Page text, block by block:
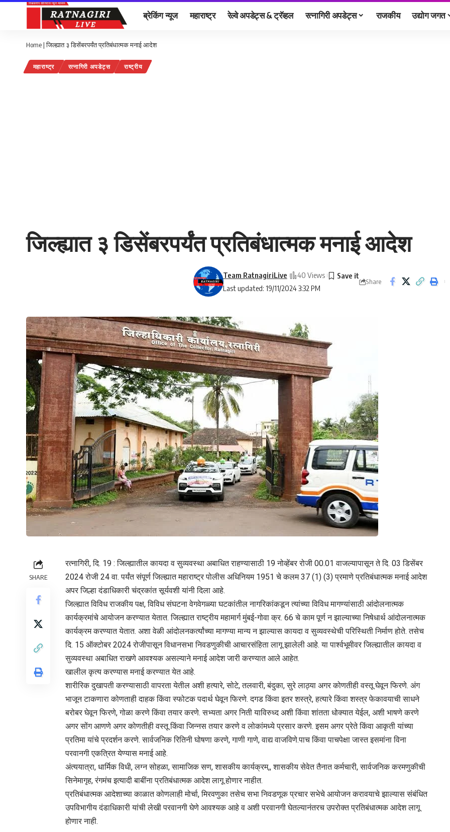
ब्रेकिंग न्यूज महाराष्ट्र रेल्वे अपडेट्स & ट्रॅव्हल रत्नागिरी अपडेट्स राजकीय उद्योग जगत
Home |जिल्ह्यात ३ डिसेंबरपर्यंत प्रतिबंधात्मक मनाई आदेश
महाराष्ट्र रत्नागिरी अपडेट्स राष्ट्रीय
जिल्ह्यात ३ डिसेंबरपर्यंत प्रतिबंधात्मक मनाई आदेश
Last updated: 19/11/2024 3:32 PM
Team RatnagiriLive 40 Views
Share
SHARE
रत्नागिरी, दि. 19 : जिल्ह्यातील कायदा व सुव्यवस्था अबाधित राहण्यासाठी 19 नोव्हेंबर रोजी 00.01 वाजल्यापासून ते दि. 03 डिसेंबर
2024 रोजी 24 वा. पर्यंत संपूर्ण जिल्ह्यात महाराष्ट्र पोलीस अधिनियम 1951 चे कलम 37 (1) (3) प्रमाणे प्रतिबंधात्मक मनाई आदेश
अपर जिल्हा दंडाधिकारी चंद्रकांत सूर्यवशी यांनी दिला आहे.
जिल्ह्यात विविध राजकीय पक्ष, विविध संघटना वेगवेगळ्या घटकांतील नागरिकांकडून त्यांच्या विविध मागण्यांसाठी आंदोलनात्मक
कार्यक्रमांचे आयोजन करण्यात येतात. जिल्ह्यात राष्ट्रीय महामार्ग मुंबई-गोवा क्र. 66 चे काम पूर्ण न झाल्याच्या निषेधार्थ आंदोलनात्मक
कार्यक्रम करण्यात येतात. अशा वेळी आंदोलनकर्त्यांच्या मागण्या मान्य न झाल्यास कायदा व सुव्यवस्थेची परिस्थिती निर्माण होते. तसेच
दि. 15 ऑक्टोबर 2024 रोजीपासून विधानसभा निवडणुकीची आचारसंहिता लागू झालेली आहे. या पार्श्वभूमीवर जिल्ह्यातील कायदा व
सुव्यवस्था अबाधित राखणे आवश्यक असल्याने मनाई आदेश जारी करण्यात आले आहेत.
खालील कृत्य करण्यास मनाई करण्यात येत आहे.
शारीरिक दुखापती करण्यासाठी वापरता येतील अशी हत्यारे, सोटे, तलवारी, बंदुका, सुरे लाठ्या अगर कोणतीही वस्तू घेवून फिरणे. अंग
भाजून टाकणारा कोणताही दाहक किंवा स्फोटक पदार्थ घेवून फिरणे. दगड किंवा इतर शस्त्रे, हत्यारे किंवा शस्त्र फेकावयाची साधने
बरोबर घेवून फिरणे, गोळा करणे किंवा तयार करणे. सभ्यता अगर निती याविरुध्द अशी किंवा शांतता धोक्यात येईल, अशी भाषणे करणे
अगर सोंग आणणे अगर कोणतीही वस्तू किंवा जिन्नस तयार करणे व लोकांमध्ये प्रसार करणे. इसम अगर प्रेते किंवा आकृती यांच्या
प्रतिमा यांचे प्रदर्शन करणे. सार्वजनिक रितिनी घोषणा करणे, गाणी गाणे, वाद्य वाजविणे.पाच किंवा पाचपेक्षा जास्त इसमांना विना
परवानगी एकत्रित येण्यास मनाई आहे.
अंत्ययात्रा, धार्मिक विधी, लग्न सोहळा, सामाजिक सण, शासकीय कार्यक्रम,, शासकीय सेवेत तैनात कर्मचारी, सार्वजनिक करमणुकीची
सिनेमागृह, रंगमंच इत्यादी बाबींना प्रतिबंधात्मक आदेश लागू होणार नाहीत.
प्रतिबंधात्मक आदेशाच्या काळात कोणलाही मोर्चा, मिरवणुका तसेच सभा निवडणूक प्रचार सभेचे आयोजन करावयाचे झाल्यास संबंधित
उपविभागीय दंडाधिकारी यांची लेखी परवानगी घेणे आवश्यक आहे व अशी परवानगी घेतल्यानंतरच उपरोक्त प्रतिबंधात्मक आदेश लागू
होणार नाही.